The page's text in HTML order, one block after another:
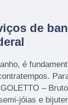
de
é
–
jóias e